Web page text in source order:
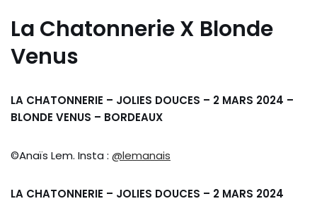
La Chatonnerie X Blonde
Venus
LA CHATONNERIE – JOLIES DOUCES – 2 MARS 2024 –
BLONDE VENUS – BORDEAUX
©Anaïs Lem. Insta : @lemanais
LA CHATONNERIE – JOLIES DOUCES – 2 MARS 2024